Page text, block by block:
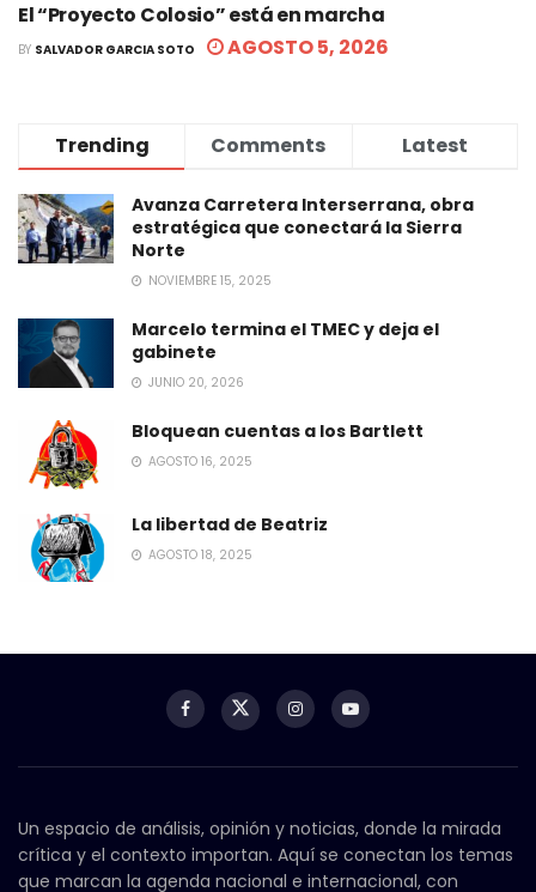
El “Proyecto Colosio” está en marcha
BY SALVADOR GARCIA SOTO AGOSTO 5, 2026
Trending Comments Latest
Avanza Carretera Interserrana, obra
estratégica que conectará la Sierra
Norte
NOVIEMBRE 15, 2025
Marcelo termina el TMEC y deja el
gabinete
JUNIO 20, 2026
Bloquean cuentas a los Bartlett
AGOSTO 16, 2025
La libertad de Beatriz
AGOSTO 18, 2025
Un espacio de análisis, opinión y noticias, donde la mirada
crítica y el contexto importan. Aquí se conectan los temas
que marcan la agenda nacional e internacional, con